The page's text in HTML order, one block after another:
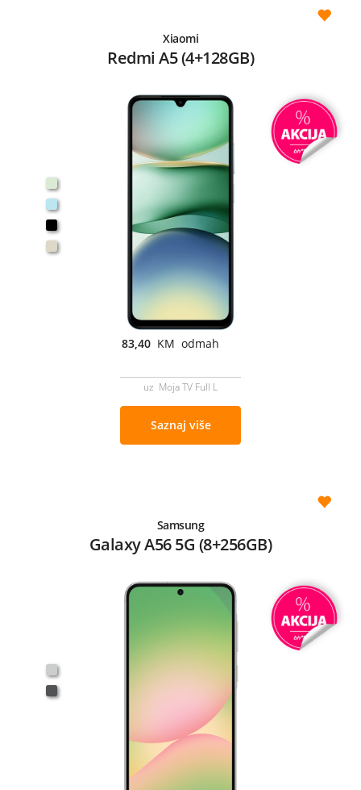
Xiaomi
Redmi A5 (4+128GB)
83,40 KM odmah
uz Moja TV Full L
Saznaj više
Samsung
Galaxy A56 5G (8+256GB)